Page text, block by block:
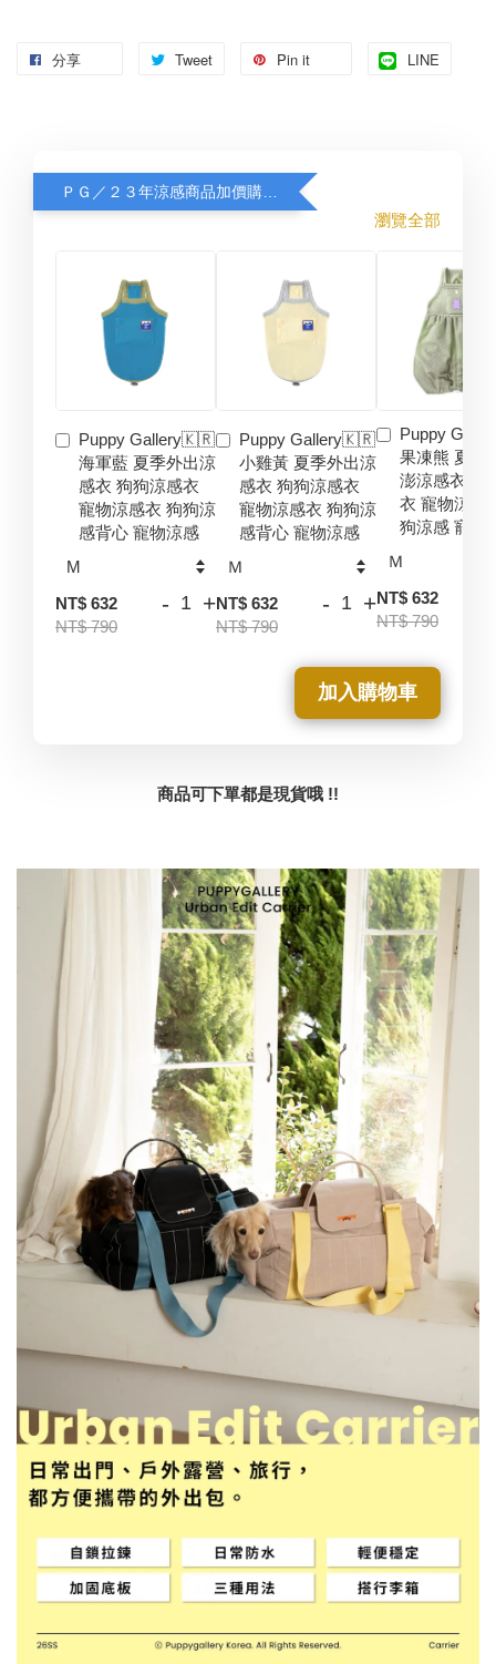
分享 Tweet Pin it LINE
瀏覽全部
Puppy Gallery🇰🇷
海軍藍 夏季外出涼
感衣 狗狗涼感衣
寵物涼感衣 狗狗涼
感背心 寵物涼感
NT$ 632
NT$ 790
- +
Puppy Gallery🇰🇷
小雞黃 夏季外出涼
感衣 狗狗涼感衣
寵物涼感衣 狗狗涼
感背心 寵物涼感
NT$ 632
NT$ 790
- +
Puppy
果凍熊 夏季
澎涼感衣 狗
衣 寵物涼感
狗涼感 寵物
NT$ 632
NT$ 790
加入購物車
商品可下單都是現貨哦 !!